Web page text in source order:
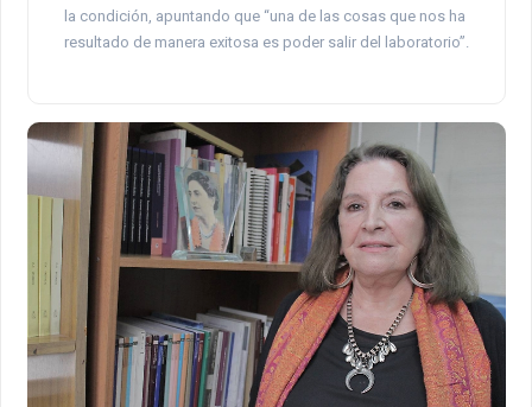
la condición, apuntando que “una de las cosas que nos ha
resultado de manera exitosa es poder salir del laboratorio”.